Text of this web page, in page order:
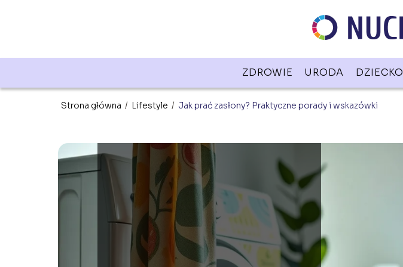
ZDROWIE URODA DZIECKO
Strona główna / Lifestyle / Jak prać zasłony? Praktyczne porady i wskazówki